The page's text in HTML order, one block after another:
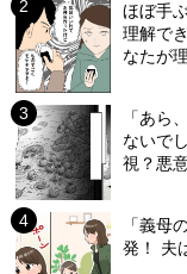
ほぼ手
理解で
なたが
「あら
ないで
視？悪
「義母
発！ 夫